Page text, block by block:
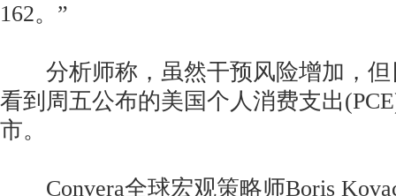
162。”
分析师称，虽然干预风险增加，但
看到周五公布的美国个人消费支出
市。
Convera全球宏观策略师Boris